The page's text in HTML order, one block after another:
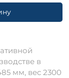
в
мм, вес 2300